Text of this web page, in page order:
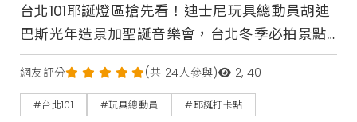
台北101耶誕燈區搶先看！迪士尼玩具總動員胡迪
巴斯光年造景加聖誕音樂會，台北冬季必拍景點
攻略
網友評分 (共124人參與) 2,140
#台北101 #玩具總動員 #耶誕打卡點